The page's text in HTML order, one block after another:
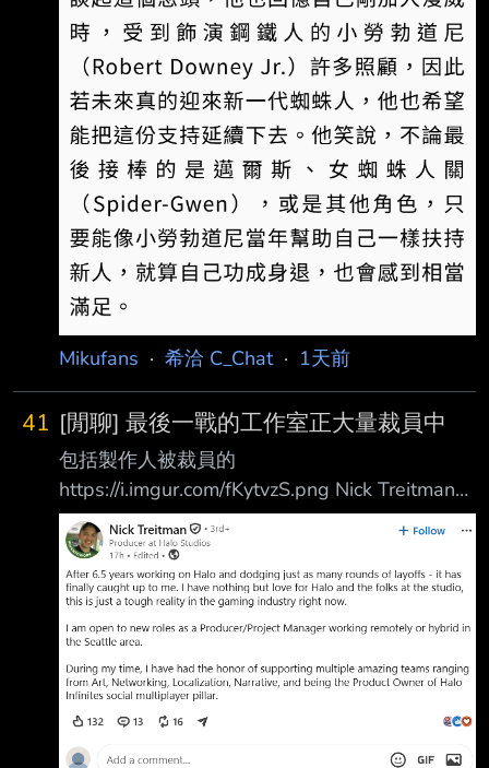
Mikufans · 希洽 C_Chat· 1天前
41 [閒聊] 最後一戰的工作室正大量裁員中
包括製作人被裁員的
https://i.imgur.com/fKytvzS.png Nick Treitman
Halo Studios 製作人 經過 6 年半投入《最後一
戰》系列的開發，並且一次又一次地躲過裁員，
如今終究還是輪 到我了。 我對《最後一戰》以
及工作室的所有同事只有滿滿的愛，但這就是現
在遊戲產業殘酷的現實 。 我目前正在尋找新的
工作機會，希望擔任製作人或專案經理，工作形
式可接受遠端或西雅圖 地區的混合辦公。 在
Halo Studios 任職期間，我有幸支援了許多優秀
的團隊，涵蓋： 美術 網